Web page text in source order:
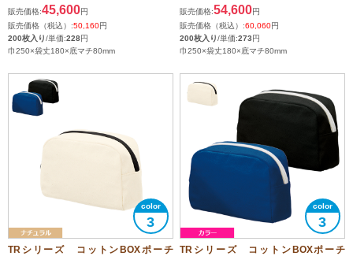
販売価格:45,600円
販売価格（税込）:50,160円
200枚入り/単価:228円
巾250×袋丈180×底マチ80mm
販売価格:54,600円
販売価格（税込）:60,060円
200枚入り/単価:273円
巾250×袋丈180×底マチ80mm
3
TRシリーズ コットンBOXポーチ
3
TRシリーズ コットンBOXポーチ